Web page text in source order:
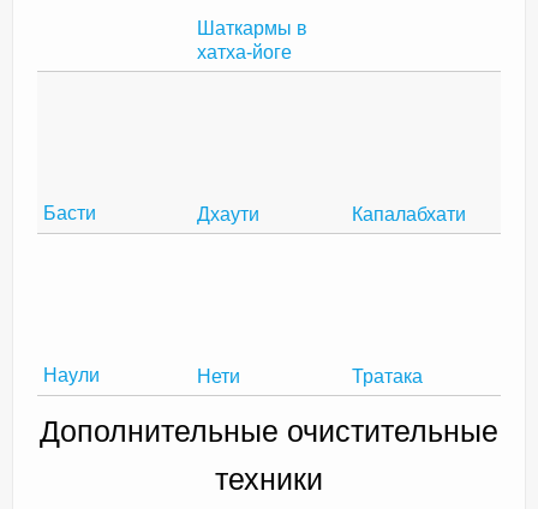
Шаткармы в
хатха-йоге
Басти Дхаути Капалабхати
Наули Нети Тратака
Дополнительные очистительные
техники